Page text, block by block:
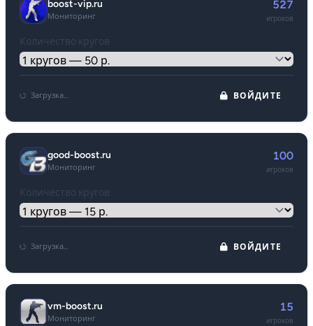
boost-vip.ru
Мониторинг
527
игроков
Количество кругов
Загрузка... ВОЙДИТЕ
good-boost.ru
Мониторинг
100
игроков
Количество кругов
Загрузка... ВОЙДИТЕ
vm-boost.ru
Мониторинг
15
игроков